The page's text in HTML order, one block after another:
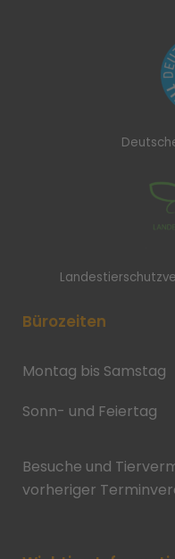
Bürozeiten
Montag bis Samstag
Sonn- und Feiertag
Besuche und
vorheriger